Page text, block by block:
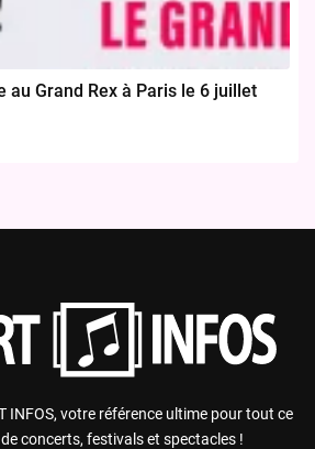
au Grand Rex à Paris le 6 juillet
INFOS, votre référence ultime pour tout ce
concerts, festivals et spectacles !